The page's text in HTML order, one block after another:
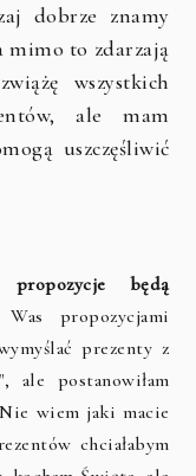
dobrze znamy
mimo to zdarzają
wszystkich
ale mam
uszczęśliwić
będą
Was propozycjami
prezenty z
ale postanowiłam
wiem jaki macie
chciałabym